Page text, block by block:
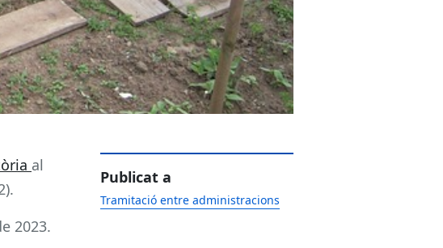
al
2023.
Publicat a
Tramitació entre administracions